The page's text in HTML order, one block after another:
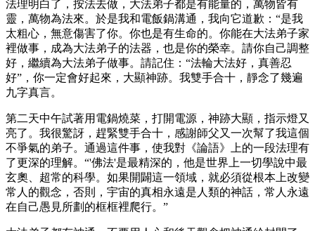
法理明白了，按法去做，大法弟子都是有能量的，萬物皆有
靈，萬物為法來。於是我和電飯鍋溝通，我向它道歉：“是我
太粗心，無意傷害了你。你也是有生命的。你能在大法弟子家
裡做事，成為大法弟子的法器，也是你的榮幸。請你自己調整
好，繼續為大法弟子做事。請記住：“法輪大法好，真善忍
好”，你一定會好起來，大顯神跡。我雙手合十，靜念了幾遍
九字真言。
第二天中午試著用電鍋燒菜，打開電源，神跡大顯，指示燈又
亮了。我很驚訝，趕緊雙手合十，感謝師父又一次幫了我這個
不爭氣的弟子。通過這件事，使我對《論語》上的一段法理有
了更深的理解。“'佛法'是最精深的，他是世界上一切學說中最
玄奧、超常的科學。如果開闢這一領域，就必須從根本上改變
常人的觀念，否則，宇宙的真相永遠是人類的神話，常人永遠
在自己愚見所劃的框框裡爬行。”